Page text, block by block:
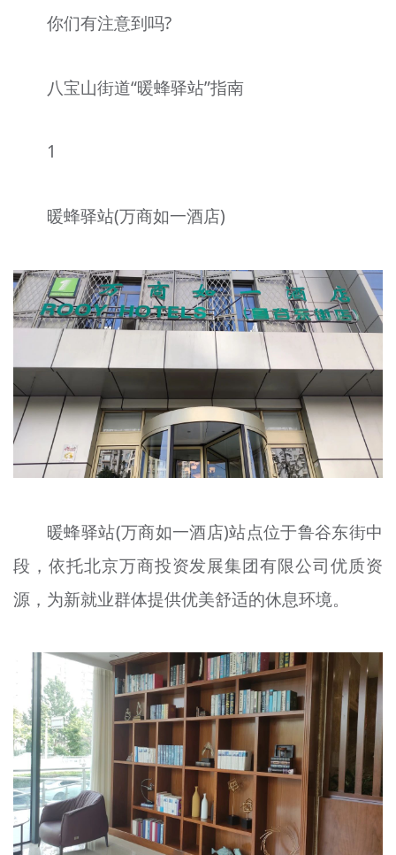
你们有注意到吗?
八宝山街道“暖蜂驿站”指南
1
暖蜂驿站(万商如一酒店)
暖蜂驿站(万商如一酒店)站点位于鲁谷东街中
段，依托北京万商投资发展集团有限公司优质资
源，为新就业群体提供优美舒适的休息环境。